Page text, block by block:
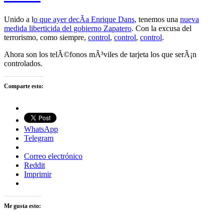
Unido a lo que ayer decÃ­a Enrique Dans, tenemos una nueva
medida liberticida del gobierno Zapatero. Con la excusa del
terrorismo, como siempre, control, control, control.
Ahora son los telÃ©fonos mÃ³viles de tarjeta los que serÃ¡n
controlados.
Comparte esto:
WhatsApp
Telegram
Correo electrónico
Reddit
Imprimir
Me gusta esto: